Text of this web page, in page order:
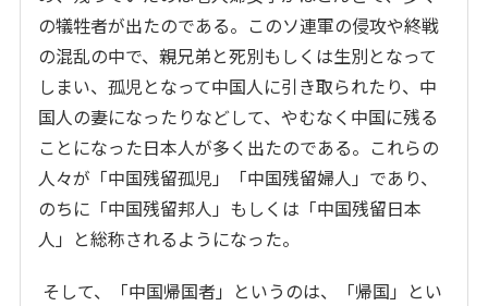
の犠牲者が出たのである。このソ連軍の侵攻や終戦
の混乱の中で、親兄弟と死別もしくは生別となって
しまい、孤児となって中国人に引き取られたり、中
国人の妻になったりなどして、やむなく中国に残る
ことになった日本人が多く出たのである。これらの
人々が「中国残留孤児」「中国残留婦人」であり、
のちに「中国残留邦人」もしくは「中国残留日本
人」と総称されるようになった。
そして、「中国帰国者」というのは、「帰国」とい